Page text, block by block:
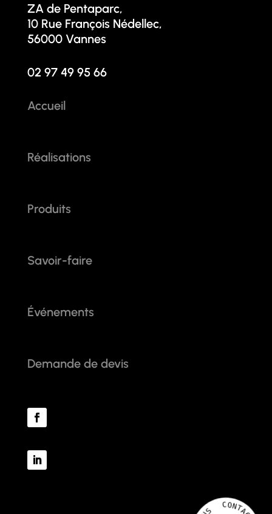
CONTA
ZA de Pentaparc,
10 Rue François Nédellec,
56000 Vannes
02 97 49 95 66
Accueil
Réalisations
Produits
Savoir-faire
Événements
Demande de devis